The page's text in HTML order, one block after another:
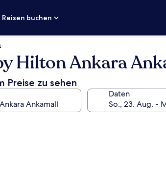
Reisen buchen
Hilton Ankara
Preise zu sehen
Daten